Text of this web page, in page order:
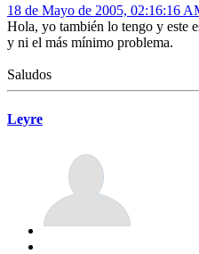
18 de Mayo de 2005, 02:16:16
Hola, yo también lo tengo y este
y ni el más mínimo problema.
Saludos
Leyre